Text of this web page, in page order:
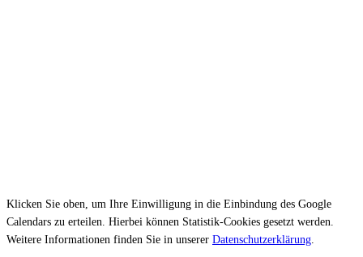
Klicken Sie oben, um Ihre Einwilligung in die Einbindung des Google
Calendars zu erteilen. Hierbei können Statistik-Cookies gesetzt werden.
Weitere Informationen finden Sie in unserer Datenschutzerklärung